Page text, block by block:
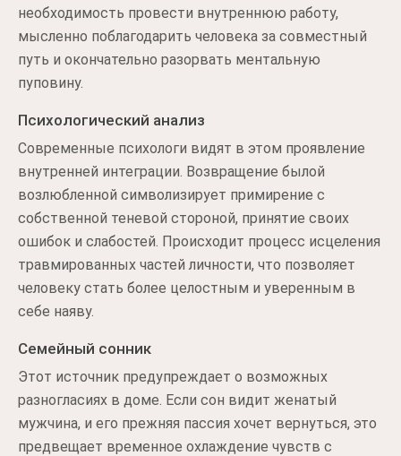
необходимость провести внутреннюю работу,
мысленно поблагодарить человека за совместный
путь и окончательно разорвать ментальную
пуповину.
Психологический анализ
Современные психологи видят в этом проявление
внутренней интеграции. Возвращение былой
возлюбленной символизирует примирение с
собственной теневой стороной, принятие своих
ошибок и слабостей. Происходит процесс исцеления
травмированных частей личности, что позволяет
человеку стать более целостным и уверенным в
себе наяву.
Семейный сонник
Этот источник предупреждает о возможных
разногласиях в доме. Если сон видит женатый
мужчина, и его прежняя пассия хочет вернуться, это
предвещает временное охлаждение чувств с